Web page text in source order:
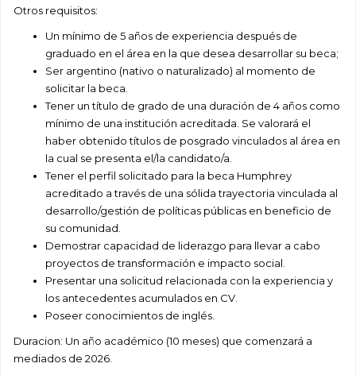
Otros requisitos:
Un mínimo de 5 años de experiencia después de
graduado en el área en la que desea desarrollar su beca;
Ser argentino (nativo o naturalizado) al momento de
solicitar la beca.
Tener un título de grado de una duración de 4 años como
mínimo de una institución acreditada. Se valorará el
haber obtenido títulos de posgrado vinculados al área en
la cual se presenta el/la candidato/a.
Tener el perfil solicitado para la beca Humphrey
acreditado a través de una sólida trayectoria vinculada al
desarrollo/gestión de políticas públicas en beneficio de
su comunidad.
Demostrar capacidad de liderazgo para llevar a cabo
proyectos de transformación e impacto social.
Presentar una solicitud relacionada con la experiencia y
los antecedentes acumulados en CV.
Poseer conocimientos de inglés.
Duracion: Un año académico (10 meses) que comenzará a
mediados de 2026.